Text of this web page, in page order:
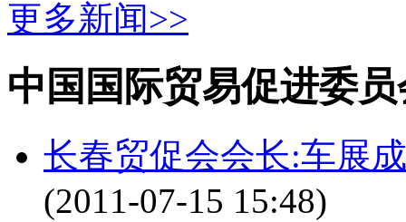
更多新闻>>
中国国际贸易促进委
长春贸促会会长:车展
(2011-07-15 15:48)